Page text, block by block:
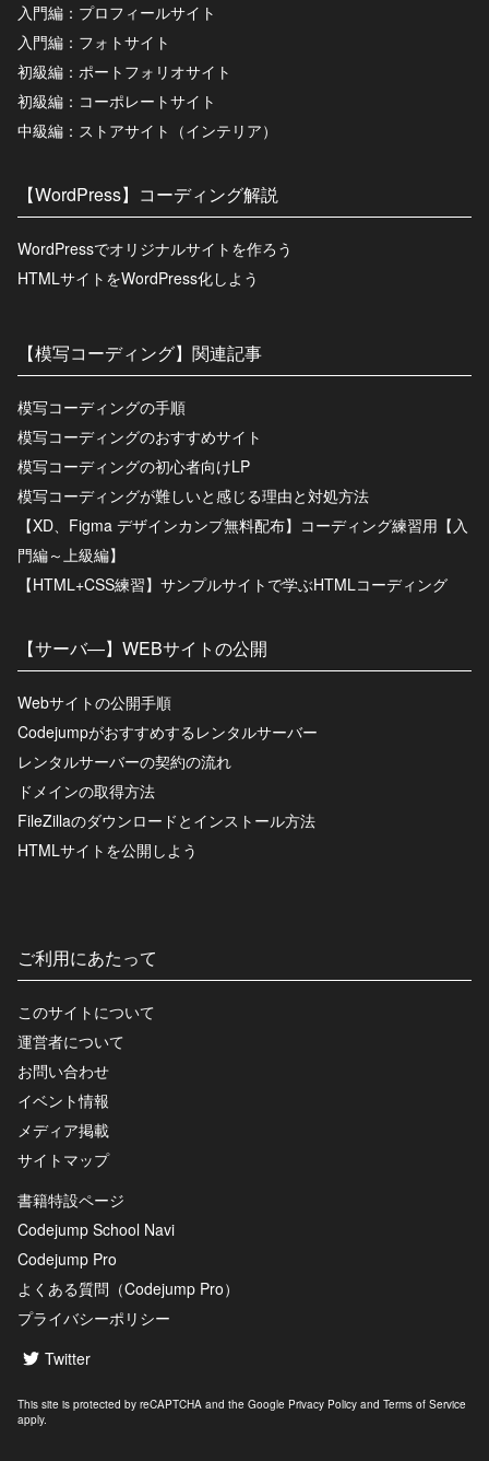
入門編：プロフィールサイト
入門編：フォトサイト
初級編：ポートフォリオサイト
初級編：コーポレートサイト
中級編：ストアサイト（インテリア）
【WordPress】コーディング解説
WordPressでオリジナルサイトを作ろう
HTMLサイトをWordPress化しよう
【模写コーディング】関連記事
模写コーディングの手順
模写コーディングのおすすめサイト
模写コーディングの初心者向けLP
模写コーディングが難しいと感じる理由と対処方法
【XD、Figma デザインカンプ無料配布】コーディング練習用【入
門編～上級編】
【HTML+CSS練習】サンプルサイトで学ぶHTMLコーディング
【サーバ―】WEBサイトの公開
Webサイトの公開手順
Codejumpがおすすめするレンタルサーバー
レンタルサーバーの契約の流れ
ドメインの取得方法
FileZillaのダウンロードとインストール方法
HTMLサイトを公開しよう
ご利用にあたって
このサイトについて
運営者について
お問い合わせ
イベント情報
メディア掲載
サイトマップ
書籍特設ページ
Codejump School Navi
Codejump Pro
よくある質問（Codejump Pro）
プライバシーポリシー
Twitter
This site is protected by reCAPTCHA and the Google Privacy Policy and Terms of Service
apply.